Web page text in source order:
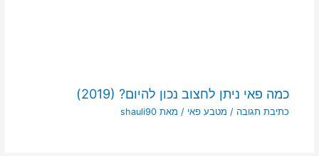
כמה פאי ניתן לחצוב נכון להיום? (2019)
כתיבת תגובה / מטבע פאי / מאת shauli90